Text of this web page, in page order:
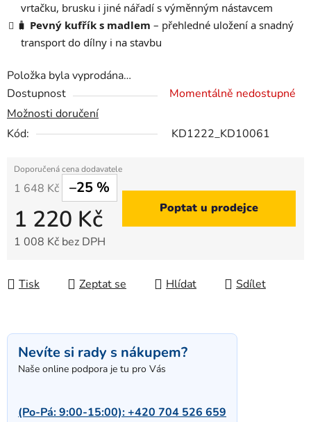
vrtačku, brusku i jiné nářadí s výměnným nástavcem
🧳 Pevný kufřík s madlem – přehledné uložení a snadný
transport do dílny i na stavbu
Položka byla vyprodána…
Dostupnost
Momentálně nedostupné
Možnosti doručení
Kód:
KD1222_KD10061
1 648 Kč –25 %
1 220 Kč
1 008 Kč bez DPH
Poptat u prodejce
Tisk Zeptat se Hlídat Sdílet
Nevíte si rady s nákupem?
Naše online podpora je tu pro Vás
(Po-Pá: 9:00-15:00):+420 704 526 659